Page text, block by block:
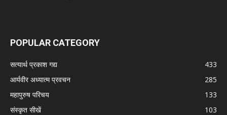
POPULAR CATEGORY
सत्यार्थ प्रकाश गद्य
433
आर्यवीर अध्यात्म प्रवचन
285
महापुरुष परिचय
133
संस्कृत सीखें
103